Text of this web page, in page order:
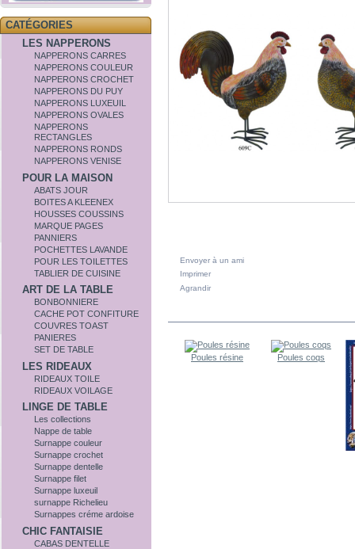
CATÉGORIES
LES NAPPERONS
NAPPERONS CARRES
NAPPERONS COULEUR
NAPPERONS CROCHET
NAPPERONS DU PUY
NAPPERONS LUXEUIL
NAPPERONS OVALES
NAPPERONS
RECTANGLES
NAPPERONS RONDS
NAPPERONS VENISE
POUR LA MAISON
ABATS JOUR
BOITES A KLEENEX
HOUSSES COUSSINS
MARQUE PAGES
PANNIERS
POCHETTES LAVANDE
POUR LES TOILETTES
TABLIER DE CUISINE
ART DE LA TABLE
BONBONNIERE
CACHE POT CONFITURE
COUVRES TOAST
PANIERES
SET DE TABLE
LES RIDEAUX
RIDEAUX TOILE
RIDEAUX VOILAGE
LINGE DE TABLE
Les collections
Nappe de table
Surnappe couleur
Surnappe crochet
Surnappe dentelle
Surnappe filet
Surnappe luxeuil
surnappe Richelieu
Surnappes créme ardoise
CHIC FANTAISIE
CABAS DENTELLE
Envoyer à un ami
Imprimer
Agrandir
Poules résine Poules coqs